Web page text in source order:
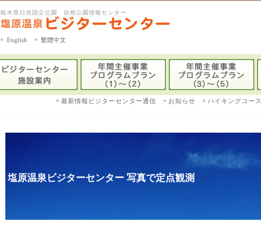
栃木県日光国立公園 自然公園情報センター
English 繁體中文
ハイキングコー
お知らせ
最新情報ビジターセンター通信
塩原温泉ビジターセンター 写真で定点観測